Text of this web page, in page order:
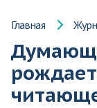
Главная